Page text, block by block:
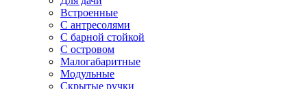
Встроенные
С антресолями
С барной стойкой
С островом
Малогабаритные
Модульные
Скрытые ручки